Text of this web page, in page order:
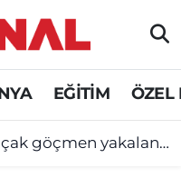
EĞİTİM ÖZEL
göçmen yakalandı